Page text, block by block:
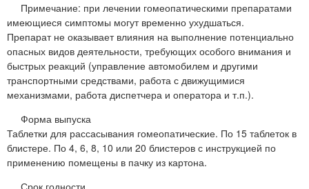
Примечание: при лечении гомеопатическими препаратами
имеющиеся симптомы могут временно ухудшаться.
Препарат не оказывает влияния на выполнение потенциально
опасных видов деятельности, требующих особого внимания и
быстрых реакций (управление автомобилем и другими
транспортными средствами, работа с движущимися
механизмами, работа диспетчера и оператора и т.п.).
Форма выпуска
Таблетки для рассасывания гомеопатические. По 15 таблеток в
блистере. По 4, 6, 8, 10 или 20 блистеров с инструкцией по
применению помещены в пачку из картона.